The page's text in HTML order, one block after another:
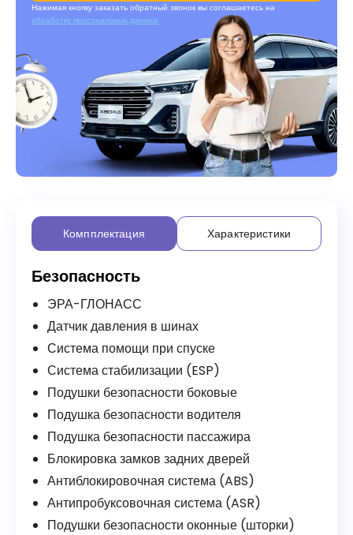
Нажимая кнопку заказать обратный звонок вы соглашаетесь на
обработку персональных данных
Компплектация Характеристики
Безопасность
ЭРА-ГЛОНАСС
Датчик давления в шинах
Система помощи при спуске
Система стабилизации (ESP)
Подушки безопасности боковые
Подушка безопасности водителя
Подушка безопасности пассажира
Блокировка замков задних дверей
Антиблокировочная система (ABS)
Антипробуксовочная система (ASR)
Подушки безопасности оконные (шторки)